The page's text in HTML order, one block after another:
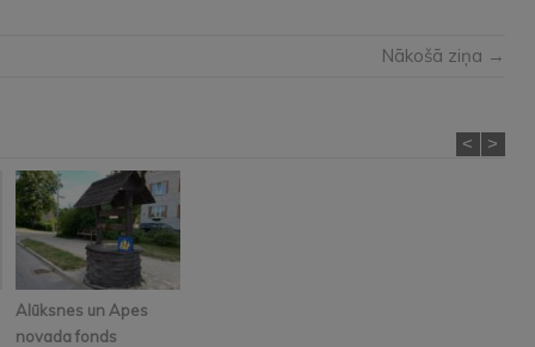
Nākošā ziņa →
Alūksnes un Apes
novada fonds
< >